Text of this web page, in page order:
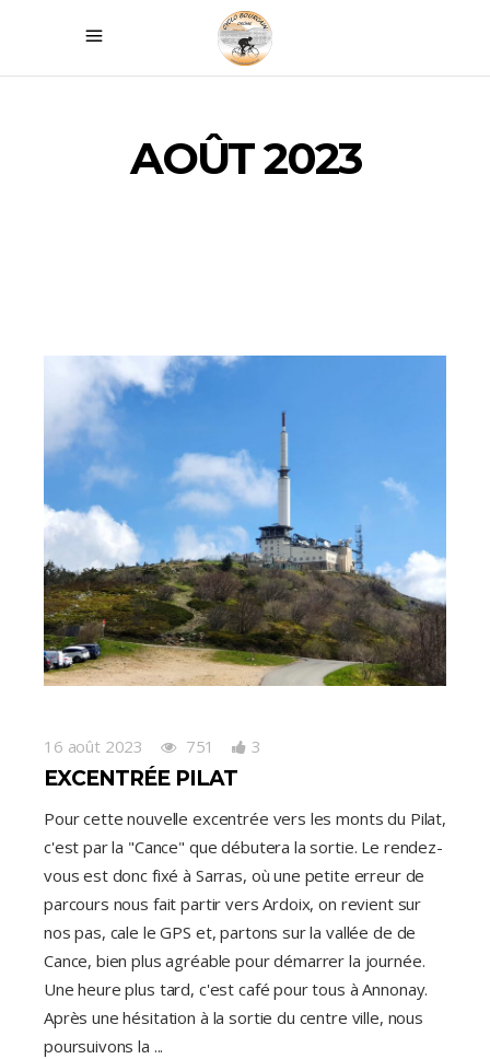
AOÛT 2023
16 août 2023 751 3
EXCENTRÉE PILAT
Pour cette nouvelle excentrée vers les monts du Pilat,
c'est par la "Cance" que débutera la sortie. Le rendez-
vous est donc fixé à Sarras, où une petite erreur de
parcours nous fait partir vers Ardoix, on revient sur
nos pas, cale le GPS et, partons sur la vallée de de
Cance, bien plus agréable pour démarrer la journée.
Une heure plus tard, c'est café pour tous à Annonay.
Après une hésitation à la sortie du centre ville, nous
poursuivons la